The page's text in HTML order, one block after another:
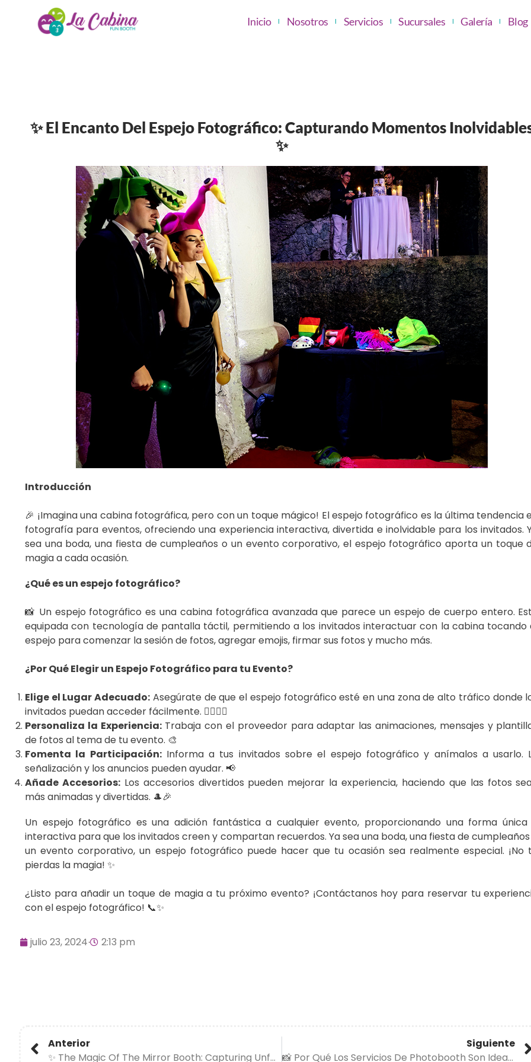
Inicio Nosotros Servicios Sucursales Galería Blog
✨ El Encanto Del Espejo Fotográfico: Capturando Momentos
✨
Introducción
🎉 ¡Imagina una cabina fotográfica, pero con un toque mágico! El espejo fotográfico es la última tendencia
fotografía para eventos, ofreciendo una experiencia interactiva, divertida e inolvidable para los invitados.
sea una boda, una fiesta de cumpleaños o un evento corporativo, el espejo fotográfico aporta un toque
magia a cada ocasión.
¿Qué es un espejo fotográfico?
📸 Un espejo fotográfico es una cabina fotográfica avanzada que parece un espejo de cuerpo entero.
equipada con tecnología de pantalla táctil, permitiendo a los invitados interactuar con la cabina tocando
espejo para comenzar la sesión de fotos, agregar emojis, firmar sus fotos y mucho más.
¿Por Qué Elegir un Espejo Fotográfico para tu Evento?
Elige el Lugar Adecuado: Asegúrate de que el espejo fotográfico esté en una zona de alto tráfico donde
invitados puedan acceder fácilmente. 🚶‍♂️🚶‍♀️
Personaliza la Experiencia:Trabaja con el proveedor para adaptar las animaciones, mensajes y
de fotos al tema de tu evento. 🎨
Fomenta la Participación:Informa a tus invitados sobre el espejo fotográfico y anímalos a usarlo.
señalización y los anuncios pueden ayudar. 📢
Añade Accesorios:Los accesorios divertidos pueden mejorar la experiencia, haciendo que las fotos
más animadas y divertidas. 🎩🎉
Un espejo fotográfico es una adición fantástica a cualquier evento, proporcionando una forma única
interactiva para que los invitados creen y compartan recuerdos. Ya sea una boda, una fiesta de
un evento corporativo, un espejo fotográfico puede hacer que tu ocasión sea realmente especial. ¡No
pierdas la magia! ✨
¿Listo para añadir un toque de magia a tu próximo evento? ¡Contáctanos hoy para reservar tu
con el espejo fotográfico! 📞✨
julio 23, 2024 2:13 pm
Anterior
✨ The Magic Of The Mirror Booth: Capturing Unforgettable Moments ✨
Siguiente
📸 Por Qué Los Servicios De Photobooth Son Ideales Para Tus Eventos 🎉